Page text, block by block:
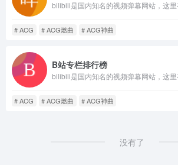
# ACG # ACG燃曲 # ACG神曲
B站专栏排行榜
# ACG # ACG燃曲 # ACG神曲
没有了